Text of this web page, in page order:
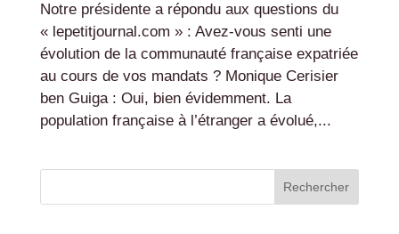
Notre présidente a répondu aux questions du
« lepetitjournal.com » : Avez-vous senti une
évolution de la communauté française expatriée
au cours de vos mandats ? Monique Cerisier
ben Guiga : Oui, bien évidemment. La
population française à l’étranger a évolué,...
Rechercher